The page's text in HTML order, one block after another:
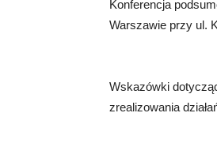
Konferencja
Warszawie przy ul.
Wskazówki
zrealizowania